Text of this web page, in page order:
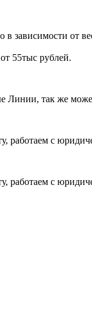
зависимости от
55тыс рублей.
Линии, так же
работаем с
работаем с